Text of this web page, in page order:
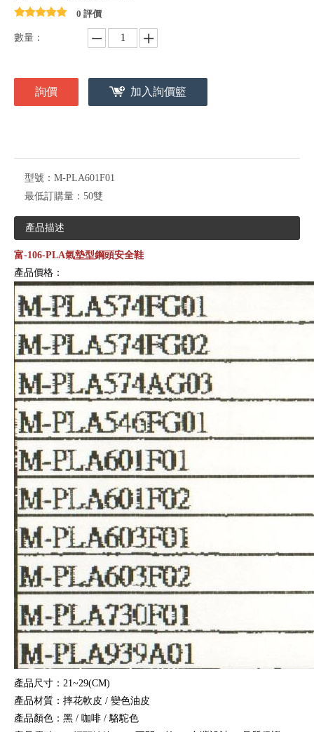
0 評價
數量：
詢價 加入詢價籃
型號： M-PLA601F01
最低訂購量： 50雙
產品描述
富-106-PLA氣墊型鋼頭安全鞋
產品價格：
產品尺寸：21~29(CM)
產品材質：摔花軟皮 / 變色油皮
產品顏色：黑 / 咖啡 / 駱駝色